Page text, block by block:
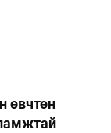
өвчтөн